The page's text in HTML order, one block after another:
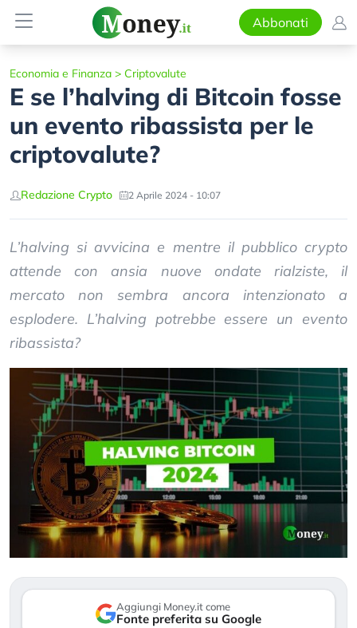
Abbonati
Economia e Finanza > Criptovalute
E se l’halving di Bitcoin fosse
un evento ribassista per le
criptovalute?
Redazione Crypto 2 Aprile 2024 - 10:07
L’halving si avvicina e mentre il pubblico crypto
attende con ansia nuove ondate rialziste, il
mercato non sembra ancora intenzionato a
esplodere. L’halving potrebbe essere un evento
ribassista?
Aggiungi Money.it come
Fonte preferita su Google